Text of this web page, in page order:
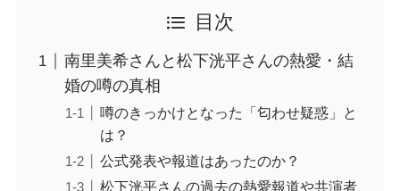
目次
南里美希さんと松下洸平さんの熱愛・結
婚の噂の真相
噂のきっかけとなった「匂わせ疑惑」と
は？
公式発表や報道はあったのか？
松下洸平さんの過去の熱愛報道や共演者